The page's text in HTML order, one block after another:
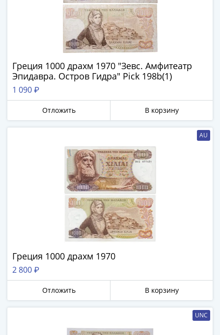
Греция 1000 драхм 1970 "Зевс. Амфитеатр
Эпидавра. Остров Гидра" Pick 198b(1)
1 090 ₽
Отложить В корзину
AU
Греция 1000 драхм 1970
2 800 ₽
Отложить В корзину
UNC